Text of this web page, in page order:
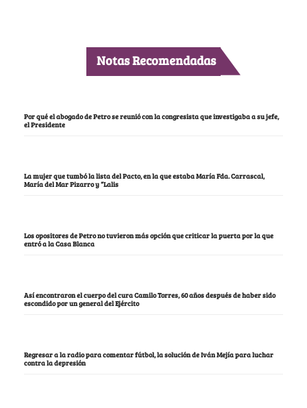
Notas Recomendadas
Por qué el abogado de Petro se reunió con la congresista que investigaba a su jefe,
el Presidente
La mujer que tumbó la lista del Pacto, en la que estaba María Fda. Carrascal,
María del Mar Pizarro y “Lalis
Los opositores de Petro no tuvieron más opción que criticar la puerta por la que
entró a la Casa Blanca
Así encontraron el cuerpo del cura Camilo Torres, 60 años después de haber sido
escondido por un general del Ejército
Regresar a la radio para comentar fútbol, la solución de Iván Mejía para luchar
contra la depresión